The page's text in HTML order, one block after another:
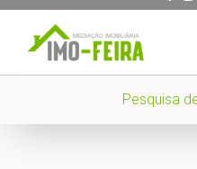
Pesquisa